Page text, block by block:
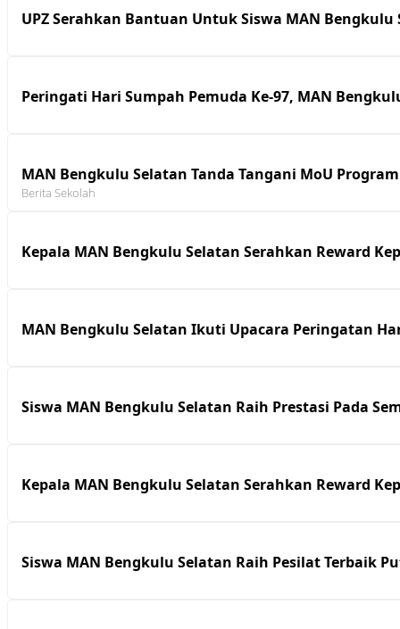
UPZ Serahkan Bantuan Untuk Siswa MAN Bengkulu
Peringati Hari Sumpah Pemuda Ke-97, MAN
MAN Bengkulu Selatan Tanda Tangani MoU
Berita Sekolah
Kepala MAN Bengkulu Selatan Serahkan Reward
MAN Bengkulu Selatan Ikuti Upacara Peringatan
Siswa MAN Bengkulu Selatan Raih Prestasi Pada
Kepala MAN Bengkulu Selatan Serahkan Reward
Siswa MAN Bengkulu Selatan Raih Pesilat Terbaik